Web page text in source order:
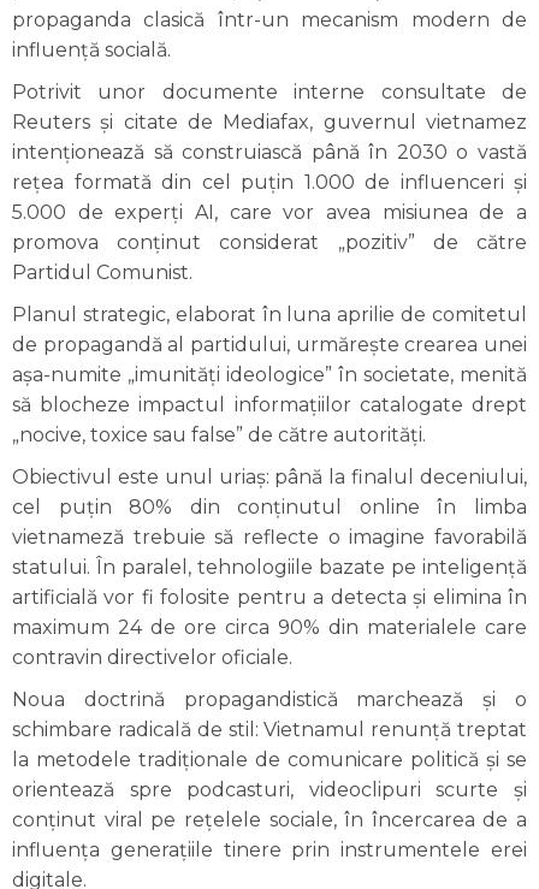
propaganda clasică într-un mecanism modern de
influență socială.
Potrivit unor documente interne consultate de
Reuters și citate de Mediafax, guvernul vietnamez
intenționează să construiască până în 2030 o vastă
rețea formată din cel puțin 1.000 de influenceri și
5.000 de experți AI, care vor avea misiunea de a
promova conținut considerat „pozitiv” de către
Partidul Comunist.
Planul strategic, elaborat în luna aprilie de comitetul
de propagandă al partidului, urmărește crearea unei
așa-numite „imunități ideologice” în societate, menită
să blocheze impactul informațiilor catalogate drept
„nocive, toxice sau false” de către autorități.
Obiectivul este unul uriaș: până la finalul deceniului,
cel puțin 80% din conținutul online în limba
vietnameză trebuie să reflecte o imagine favorabilă
statului. În paralel, tehnologiile bazate pe inteligență
artificială vor fi folosite pentru a detecta și elimina în
maximum 24 de ore circa 90% din materialele care
contravin directivelor oficiale.
Noua doctrină propagandistică marchează și o
schimbare radicală de stil: Vietnamul renunță treptat
la metodele tradiționale de comunicare politică și se
orientează spre podcasturi, videoclipuri scurte și
conținut viral pe rețelele sociale, în încercarea de a
influența generațiile tinere prin instrumentele erei
digitale.